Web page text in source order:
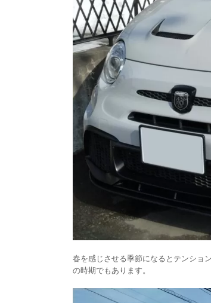
春を感じさせる季節になるとテンショ
の時期でもあります。